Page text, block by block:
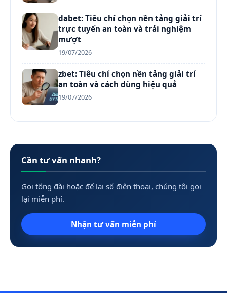
dabet: Tiêu chí chọn nền tảng giải trí
trực tuyến an toàn và trải nghiệm
mượt
19/07/2026
zbet: Tiêu chí chọn nền tảng giải trí
an toàn và cách dùng hiệu quả
19/07/2026
Cần tư vấn nhanh?
Gọi tổng đài hoặc để lại số điện thoại, chúng tôi gọi
lại miễn phí.
Nhận tư vấn miễn phí